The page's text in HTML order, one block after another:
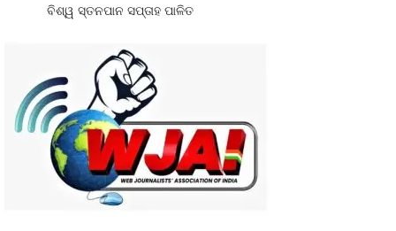
ବିଶ୍ୱ ସ୍ତନପାନ ସପ୍ତାହ ପାଳିତ